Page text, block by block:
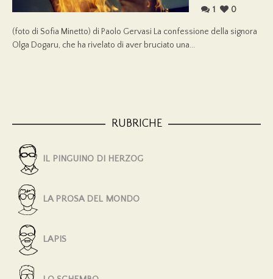
1
0
(foto di Sofia Minetto) di Paolo Gervasi La confessione della signora
Olga Dogaru, che ha rivelato di aver bruciato una...
RUBRICHE
IL PINGUINO DI HERZOG
LA PROSA DEL MONDO
LAPIS